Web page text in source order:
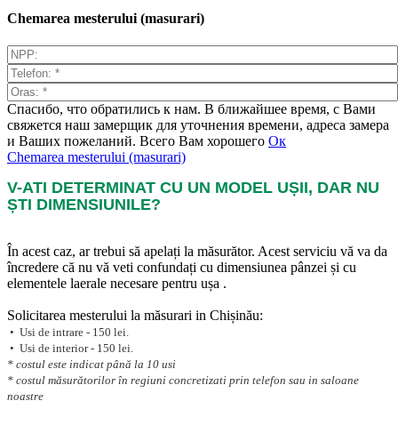
Chemarea mesterului (masurari)
Спасибо, что обратились к нам. В ближайшее время, с Вами
свяжется наш замерщик для уточнения времени, адреса замера
и Ваших пожеланий. Всего Вам хорошего Ок
Chemarea mesterului (masurari)
V-ATI DETERMINAT CU UN MODEL UȘII, DAR NU
ȘTI DIMENSIUNILE?
În acest caz, ar trebui să apelați la măsurător. Acest serviciu vă va da
încredere că nu vă veti confundați cu dimensiunea pânzei și cu
elementele laerale necesare pentru ușa .
Solicitarea mesterului la măsurari in Chișinău:
• Usi de intrare - 150 lei.
• Usi de interior - 150 lei.
* costul este indicat până la 10 usi
* costul măsurătorilor în regiuni concretizati prin telefon sau in saloane
noastre